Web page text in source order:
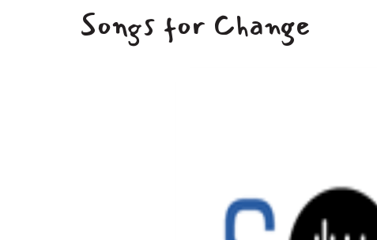
Songs for Change